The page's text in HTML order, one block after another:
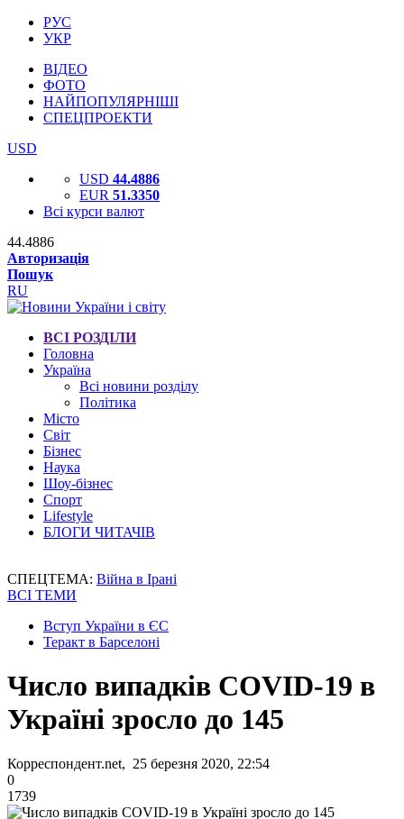
РУС
УКР
ВІДЕО
ФОТО
НАЙПОПУЛЯРНІШІ
СПЕЦПРОЕКТИ
USD
USD 44.4886
EUR 51.3350
Всі курси валют
44.4886
Авторизація
Пошук
RU
ВСІ РОЗДІЛИ
Головна
Україна
Всі новини розділу
Політика
Місто
Світ
Бізнес
Наука
Шоу-бізнес
Спорт
Lifestyle
БЛОГИ ЧИТАЧІВ
СПЕЦТЕМА: Війна в Ірані
ВСІ ТЕМИ
Вступ України в ЄС
Теракт в Барселоні
Число випадків COVID-19 в
Україні зросло до 145
Корреспондент.net, 25 березня 2020, 22:54
0
1739